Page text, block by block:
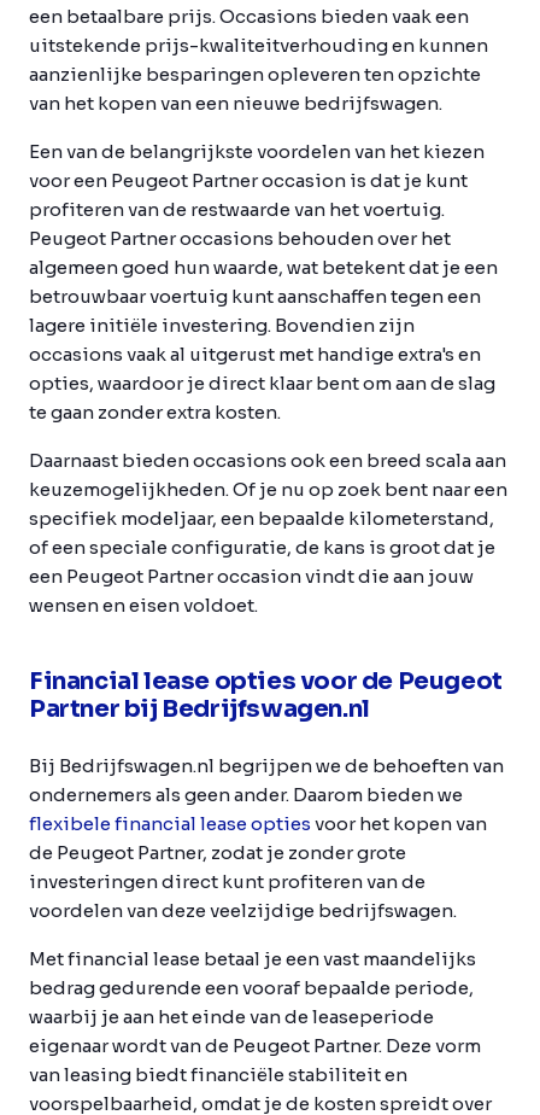
een betaalbare prijs. Occasions bieden vaak een
uitstekende prijs-kwaliteitverhouding en kunnen
aanzienlijke besparingen opleveren ten opzichte
van het kopen van een nieuwe bedrijfswagen.
Een van de belangrijkste voordelen van het kiezen
voor een Peugeot Partner occasion is dat je kunt
profiteren van de restwaarde van het voertuig.
Peugeot Partner occasions behouden over het
algemeen goed hun waarde, wat betekent dat je een
betrouwbaar voertuig kunt aanschaffen tegen een
lagere initiële investering. Bovendien zijn
occasions vaak al uitgerust met handige extra's en
opties, waardoor je direct klaar bent om aan de slag
te gaan zonder extra kosten.
Daarnaast bieden occasions ook een breed scala aan
keuzemogelijkheden. Of je nu op zoek bent naar een
specifiek modeljaar, een bepaalde kilometerstand,
of een speciale configuratie, de kans is groot dat je
een Peugeot Partner occasion vindt die aan jouw
wensen en eisen voldoet.
Financial lease opties voor de Peugeot
Partner bij Bedrijfswagen.nl
Bij Bedrijfswagen.nl begrijpen we de behoeften van
ondernemers als geen ander. Daarom bieden we
flexibele financial lease opties voor het kopen van
de Peugeot Partner, zodat je zonder grote
investeringen direct kunt profiteren van de
voordelen van deze veelzijdige bedrijfswagen.
Met financial lease betaal je een vast maandelijks
bedrag gedurende een vooraf bepaalde periode,
waarbij je aan het einde van de leaseperiode
eigenaar wordt van de Peugeot Partner. Deze vorm
van leasing biedt financiële stabiliteit en
voorspelbaarheid, omdat je de kosten spreidt over